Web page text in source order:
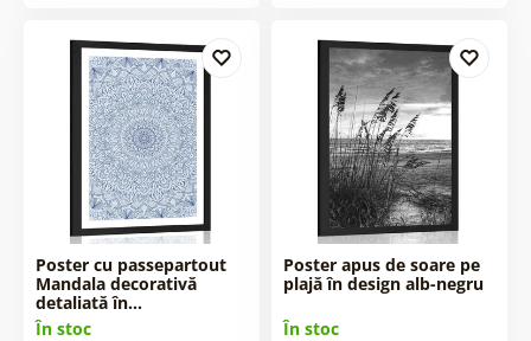
Poster cu passepartout
Mandala decorativă
detaliată în…
În stoc
Poster apus de soare pe
plajă în design alb-negru
În stoc